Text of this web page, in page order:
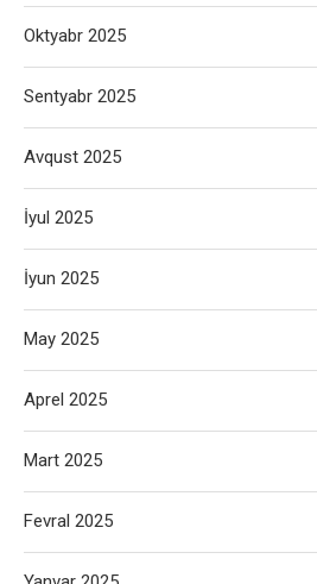
Oktyabr 2025
Sentyabr 2025
Avqust 2025
İyul 2025
İyun 2025
May 2025
Aprel 2025
Mart 2025
Fevral 2025